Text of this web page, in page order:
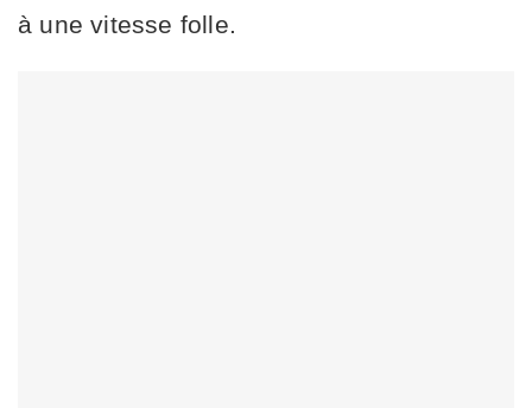
à une vitesse folle.